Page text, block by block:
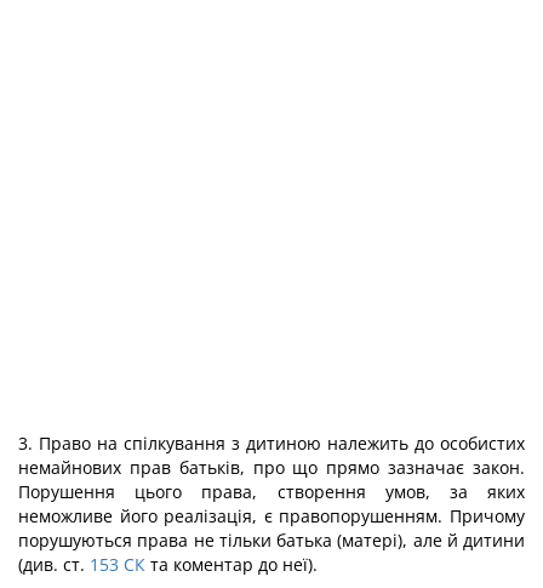
3. Право на спілкування з дитиною належить до особистих
немайнових прав батьків, про що прямо зазначає закон.
Порушення цього права, створення умов, за яких
неможливе його реалізація, є правопорушенням. Причому
порушуються права не тільки батька (матері), але й дитини
(див. ст. 153 СК та коментар до неї).